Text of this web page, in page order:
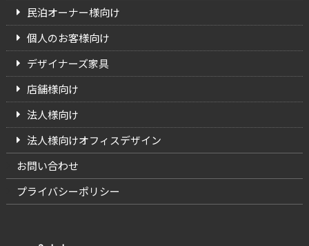
民泊オーナー様向け
個人のお客様向け
デザイナーズ家具
店舗様向け
法人様向け
法人様向けオフィスデザイン
お問い合わせ
プライバシーポリシー